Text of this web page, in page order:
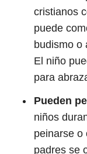
cristianos
puede
budismo o
El niño
para
Pueden
niños
peinarse o
padres se